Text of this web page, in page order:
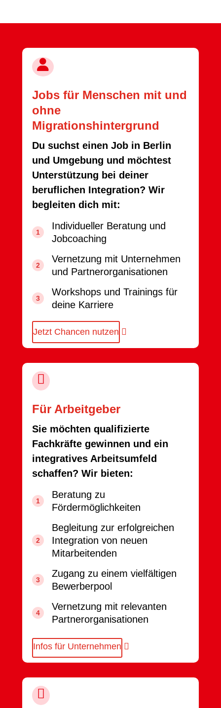

Jobs für Menschen mit und
ohne
Migrationshintergrund
Du suchst einen Job in Berlin
und Umgebung und möchtest
Unterstützung bei deiner
beruflichen Integration? Wir
begleiten dich mit:
Individueller Beratung und
Jobcoaching
Vernetzung mit Unternehmen
und Partnerorganisationen
Workshops und Trainings für
deine Karriere
Jetzt Chancen nutzen

Für Arbeitgeber
Sie möchten qualifizierte
Fachkräfte gewinnen und ein
integratives Arbeitsumfeld
schaffen? Wir bieten:
Beratung zu
Fördermöglichkeiten
Begleitung zur erfolgreichen
Integration von neuen
Mitarbeitenden
Zugang zu einem vielfältigen
Bewerberpool
Vernetzung mit relevanten
Partnerorganisationen
Infos für Unternehmen
